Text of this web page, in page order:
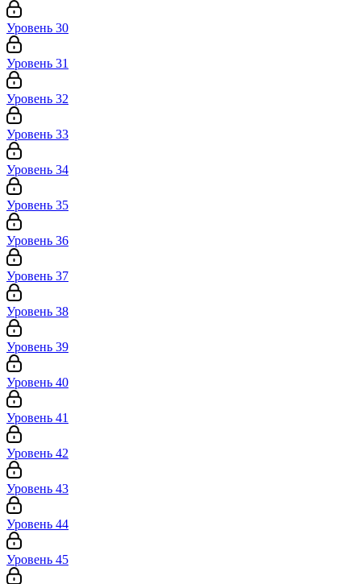
Уровень 30
Уровень 31
Уровень 32
Уровень 33
Уровень 34
Уровень 35
Уровень 36
Уровень 37
Уровень 38
Уровень 39
Уровень 40
Уровень 41
Уровень 42
Уровень 43
Уровень 44
Уровень 45